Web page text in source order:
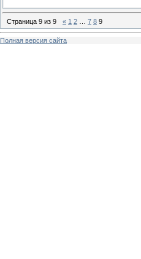
Страница 9 из 9 « 1 2 7 8 9
Полная версия сайта